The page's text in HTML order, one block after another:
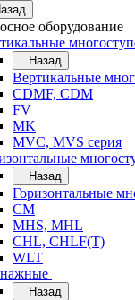
оборудование
Назад
Вертикальные
CDMF, CDM
FV
MK
MVC, MVS серия
Назад
Горизонтальные
CM
MHS, MHL
CHL, CHLF(T)
WLT
Назад